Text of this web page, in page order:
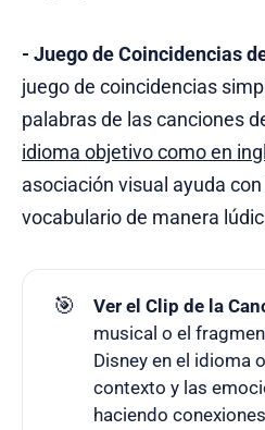
- Juego de Coincidencias
juego de coincidencias
palabras de las canciones
idioma objetivo como en
asociación visual ayuda
vocabulario de manera
🎯 Ver el Clip de la
musical o el
Disney en el idioma
contexto y las
haciendo